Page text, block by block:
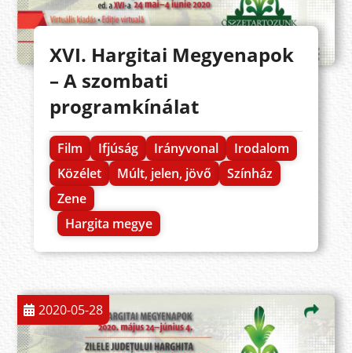
XVI. Hargitai Megyenapok
– A szombati
programkínálat
Film Ifjúság Irányvonal
Irodalom
Közélet
Múlt, jelen, jövő
Színház
Zene
Hargita megye
2020-05-28